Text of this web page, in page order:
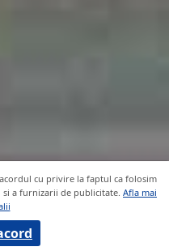
cu privire la faptul ca folosim
a furnizarii de publicitate. Afla mai